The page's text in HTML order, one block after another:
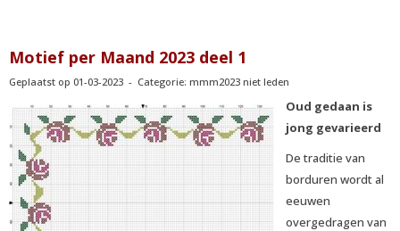
Motief per Maand 2023 deel 1
Geplaatst op 01-03-2023 - Categorie: mmm2023 niet leden
Oud gedaan is
jong gevarieerd
De traditie van
borduren wordt al
eeuwen
overgedragen van